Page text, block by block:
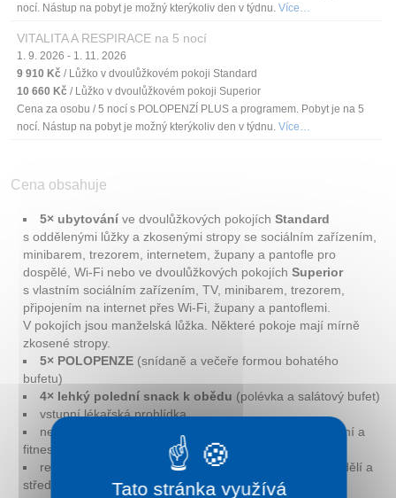
nocí. Nástup na pobyt je možný kterýkoliv den v týdnu. Více…
VITALITA A RESPIRACE na 5 nocí
1. 9. 2026 - 1. 11. 2026
9 910 Kč / Lůžko v dvoulůžkovém pokoji Standard
10 660 Kč / Lůžko v dvoulůžkovém pokoji Superior
Cena za osobu / 5 nocí s POLOPENZÍ PLUS a programem. Pobyt je na 5
nocí. Nástup na pobyt je možný kterýkoliv den v týdnu. Více…
Cena obsahuje
5× ubytování ve dvoulůžkových pokojích Standard
s oddělenými lůžky a zkosenými stropy se sociálním zařízením,
minibarem, trezorem, internetem, župany a pantofle pro
dospělé, Wi-Fi nebo ve dvoulůžkových pokojích Superior
s vlastním sociálním zařízením, TV, minibarem, trezorem,
připojením na internet přes Wi-Fi, župany a pantoflemi.
V pokojích jsou manželská lůžka. Některé pokoje mají mírně
zkosené stropy.
5× POLOPENZE (snídaně a večeře formou bohatého
bufetu)
4× lehký polední snack k obědu (polévka a salátový bufet)
vstupní lékařská prohlídka
neomezený vstup do hotelového bazénu, římských lázní a
fitness denně (9:00 – 13:30, 14:30 – 22:00 h.)
rehabilitační cvičení s trenérem v bazénu – každé pondělí a
středu,
Tato stránka využívá